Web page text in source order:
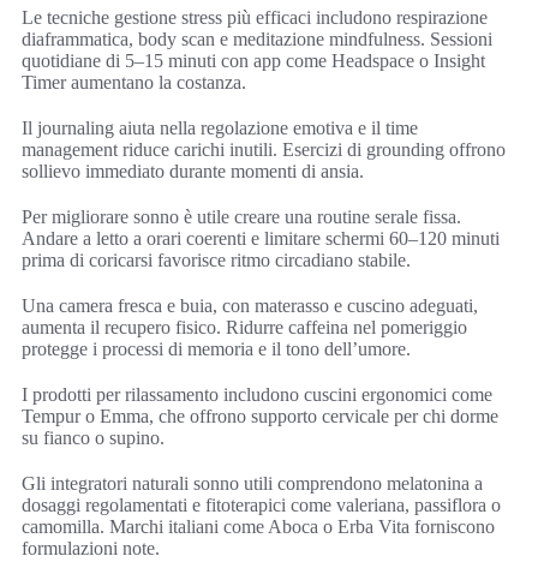
Le tecniche gestione stress più efficaci includono respirazione
diaframmatica, body scan e meditazione mindfulness. Sessioni
quotidiane di 5–15 minuti con app come Headspace o Insight
Timer aumentano la costanza.
Il journaling aiuta nella regolazione emotiva e il time
management riduce carichi inutili. Esercizi di grounding offrono
sollievo immediato durante momenti di ansia.
Per migliorare sonno è utile creare una routine serale fissa.
Andare a letto a orari coerenti e limitare schermi 60–120 minuti
prima di coricarsi favorisce ritmo circadiano stabile.
Una camera fresca e buia, con materasso e cuscino adeguati,
aumenta il recupero fisico. Ridurre caffeina nel pomeriggio
protegge i processi di memoria e il tono dell’umore.
I prodotti per rilassamento includono cuscini ergonomici come
Tempur o Emma, che offrono supporto cervicale per chi dorme
su fianco o supino.
Gli integratori naturali sonno utili comprendono melatonina a
dosaggi regolamentati e fitoterapici come valeriana, passiflora o
camomilla. Marchi italiani come Aboca o Erba Vita forniscono
formulazioni note.